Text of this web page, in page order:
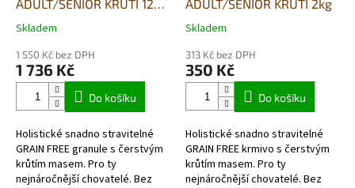
R
ADULT/SENIOR KRŮTÍ 12kg
+ DUŠENÉ MASO V PÁŘE
Průměrné
produktu
je
hvězdiček.
Skladem
1 550 Kč bez DPH
1 736 Kč
Do košíku
Holistické snadno stravitelné
GRAIN FREE granule s čerstvým
krůtím masem. Pro ty
nejnáročnější chovatelé. Bez
ADULT/SENIOR KRŮTÍ 2kg
Průměrné
produktu
je
hvězdiček.
Skladem
313 Kč bez DPH
350 Kč
Do košíku
Holistické snadno stravitelné
GRAIN FREE krmivo s čerstvým
krůtím masem. Pro ty
nejnáročnější chovatelé. Bez